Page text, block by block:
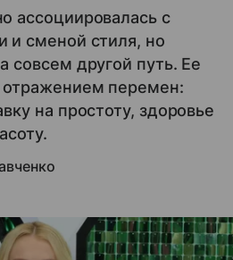
ассоциировалась с
и сменой стиля, но
совсем другой путь. Ее
отражением перемен:
на простоту, здоровье